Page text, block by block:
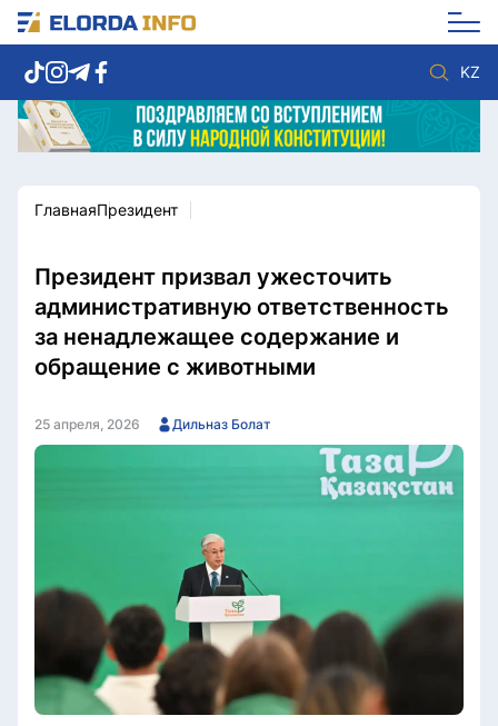
KZ
Новости столицы
Спорт
Культура
Разное
Мнение
Видео
Мир
Послание
Служба Комплаенс
Этический кодекс
Служу стране
ГлавнаяПрезидент
Президент призвал ужесточить
административную ответственность
за ненадлежащее содержание и
обращение с животными
25 апреля, 2026 Дильназ Болат